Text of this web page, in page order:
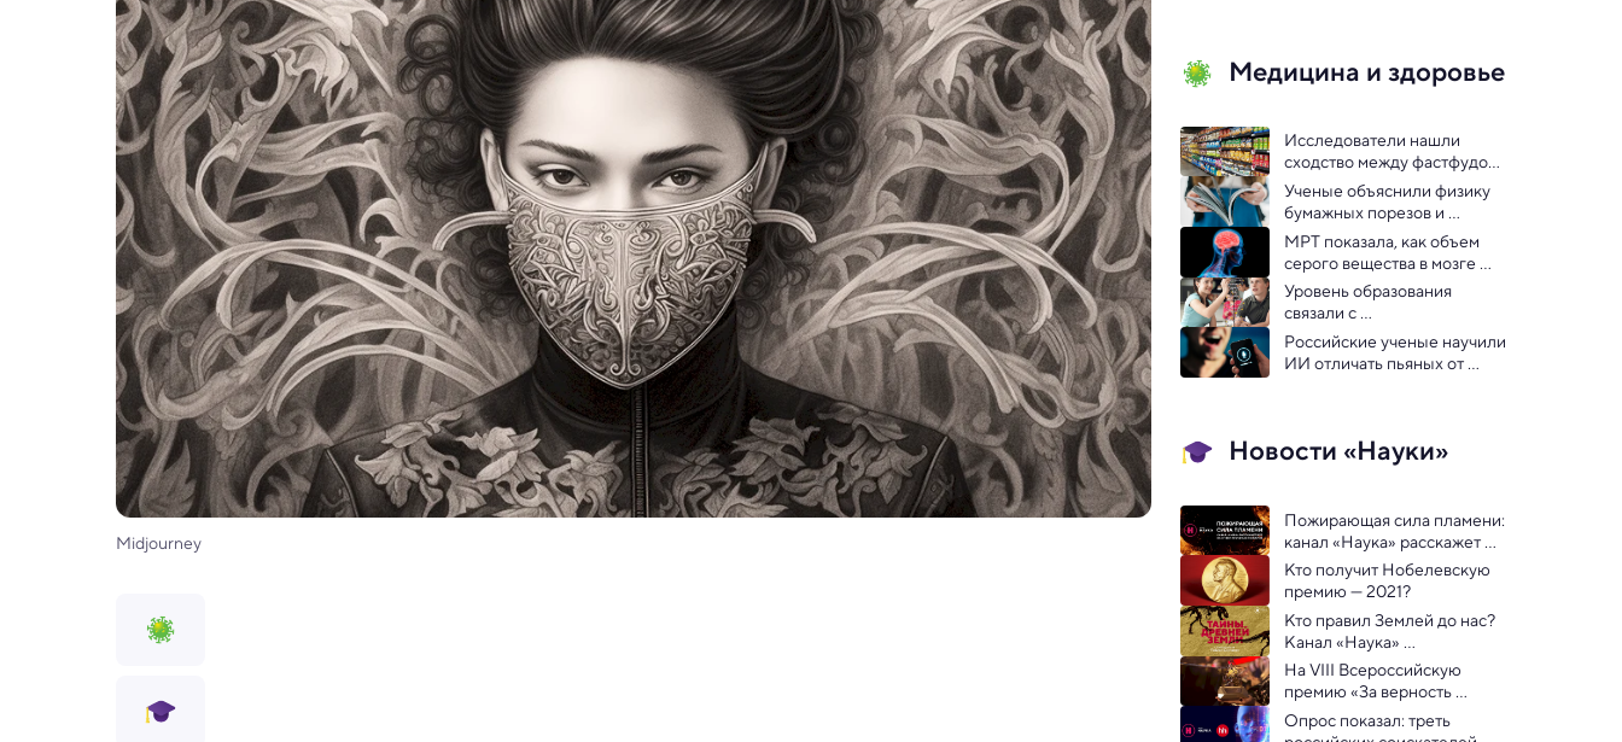
Midjourney
Медицина и здоровье
Исследователи нашли
сходство между фастфудом
и курением
Ученые объяснили физику
бумажных порезов и
назвали самые опасные
виды бумаги
МРТ показала, как объем
серого вещества в мозге
зависит от витамина C
Уровень образования
связали с
продолжительностью
жизни
Российские ученые научили
ИИ отличать пьяных от
Новости «Науки»
Пожирающая сила пламени:
канал «Наука» расскажет
все об огне и причинах
пожаров
Кто получит Нобелевскую
Кто правил Землей до нас?
Канал «Наука»
представляет новый проект
«Тайны древней  Земли»
На VIII Всероссийскую
премию «За верность
науке» подано более
тысячи заявок
Опрос показал: треть